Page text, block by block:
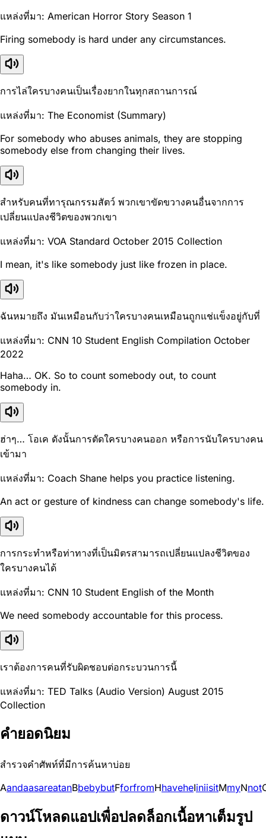
แหล่งที่มา: American Horror Story Season 1
Firing somebody is hard under any circumstances.
การไล่ใครบางคนเป็นเรื่องยากในทุกสถานการณ์
แหล่งที่มา: The Economist (Summary)
For somebody who abuses animals, they are stopping
somebody else from changing their lives.
สำหรับคนที่ทารุณกรรมสัตว์ พวกเขาขัดขวางคนอื่นจากการ
เปลี่ยนแปลงชีวิตของพวกเขา
แหล่งที่มา: VOA Standard October 2015 Collection
I mean, it's like somebody just like frozen in place.
ฉันหมายถึง มันเหมือนกับว่าใครบางคนเหมือนถูกแช่แข็งอยู่กับที่
แหล่งที่มา: CNN 10 Student English Compilation October
2022
Haha… OK. So to count somebody out, to count
somebody in.
ฮ่าๆ… โอเค ดังนั้นการตัดใครบางคนออก หรือการนับใครบางคน
เข้ามา
แหล่งที่มา: Coach Shane helps you practice listening.
An act or gesture of kindness can change somebody's life.
การกระทำหรือท่าทางที่เป็นมิตรสามารถเปลี่ยนแปลงชีวิตของ
ใครบางคนได้
แหล่งที่มา: CNN 10 Student English of the Month
We need somebody accountable for this process.
เราต้องการคนที่รับผิดชอบต่อกระบวนการนี้
แหล่งที่มา: TED Talks (Audio Version) August 2015
Collection
คำยอดนิยม
สำรวจคำศัพท์ที่มีการค้นหาบ่อย
AandaasareatanBbebybutFforfromHhaveheIiniisitMmyNnot
ดาวน์โหลดแอปเพื่อปลดล็อกเนื้อหาเต็มรูป